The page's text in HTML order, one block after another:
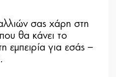
σας χάρη στη
θα κάνει το
εμπειρία για εσάς –